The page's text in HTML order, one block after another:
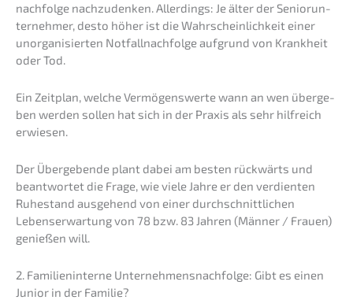
nachfolge nachzu­den­ken. Aller­dings: Je älter der Senior­un­
ter­neh­mer, desto höher ist die Wahrschein­lich­keit einer
unorga­ni­sier­ten Notfall­nach­fol­ge aufgrund von Krank­heit
oder Tod.
Ein Zeitplan, welche Vermö­gens­wer­te wann an wen überge­
ben werden sollen hat sich in der Praxis als sehr hilfreich
erwiesen.
Der Überge­ben­de plant dabei am besten rückwärts und
beant­wor­tet die Frage, wie viele Jahre er den verdien­ten
Ruhestand ausge­hend von einer durch­schnitt­li­chen
Lebens­er­war­tung von 78 bzw. 83 Jahren (Männer / Frauen)
genie­ßen will.
2. Famili­en­in­ter­ne Unternehmens­nachfolge: Gibt es einen
Junior in der Familie?